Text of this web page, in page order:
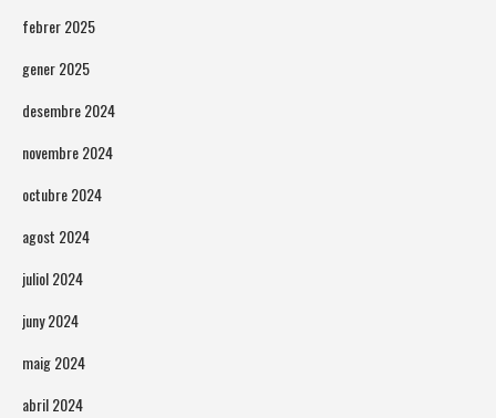
febrer 2025
gener 2025
desembre 2024
novembre 2024
octubre 2024
agost 2024
juliol 2024
juny 2024
maig 2024
abril 2024